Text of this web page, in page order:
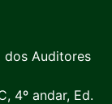
dos Auditores
4º andar, Ed.